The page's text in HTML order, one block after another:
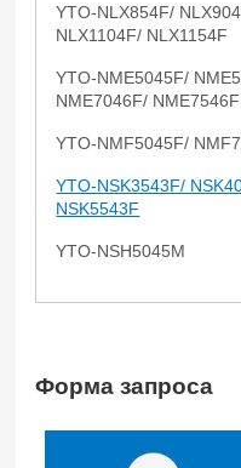
YTO-NLX854F/
NLX1104F/ NLX1154F
YTO-NME5045F/
NME7046F/ NME7546F
YTO-NMF5045F/
YTO-NSK3543F/
NSK5543F
YTO-NSH5045M
Форма запроса